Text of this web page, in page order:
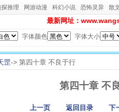
探推理 网游动漫 科幻小说 恐怖灵异 散
最新网址：
字体颜色 字体大小
罡-> 第四十章 不良于行
第四十章 不
上一页 返回目录 下